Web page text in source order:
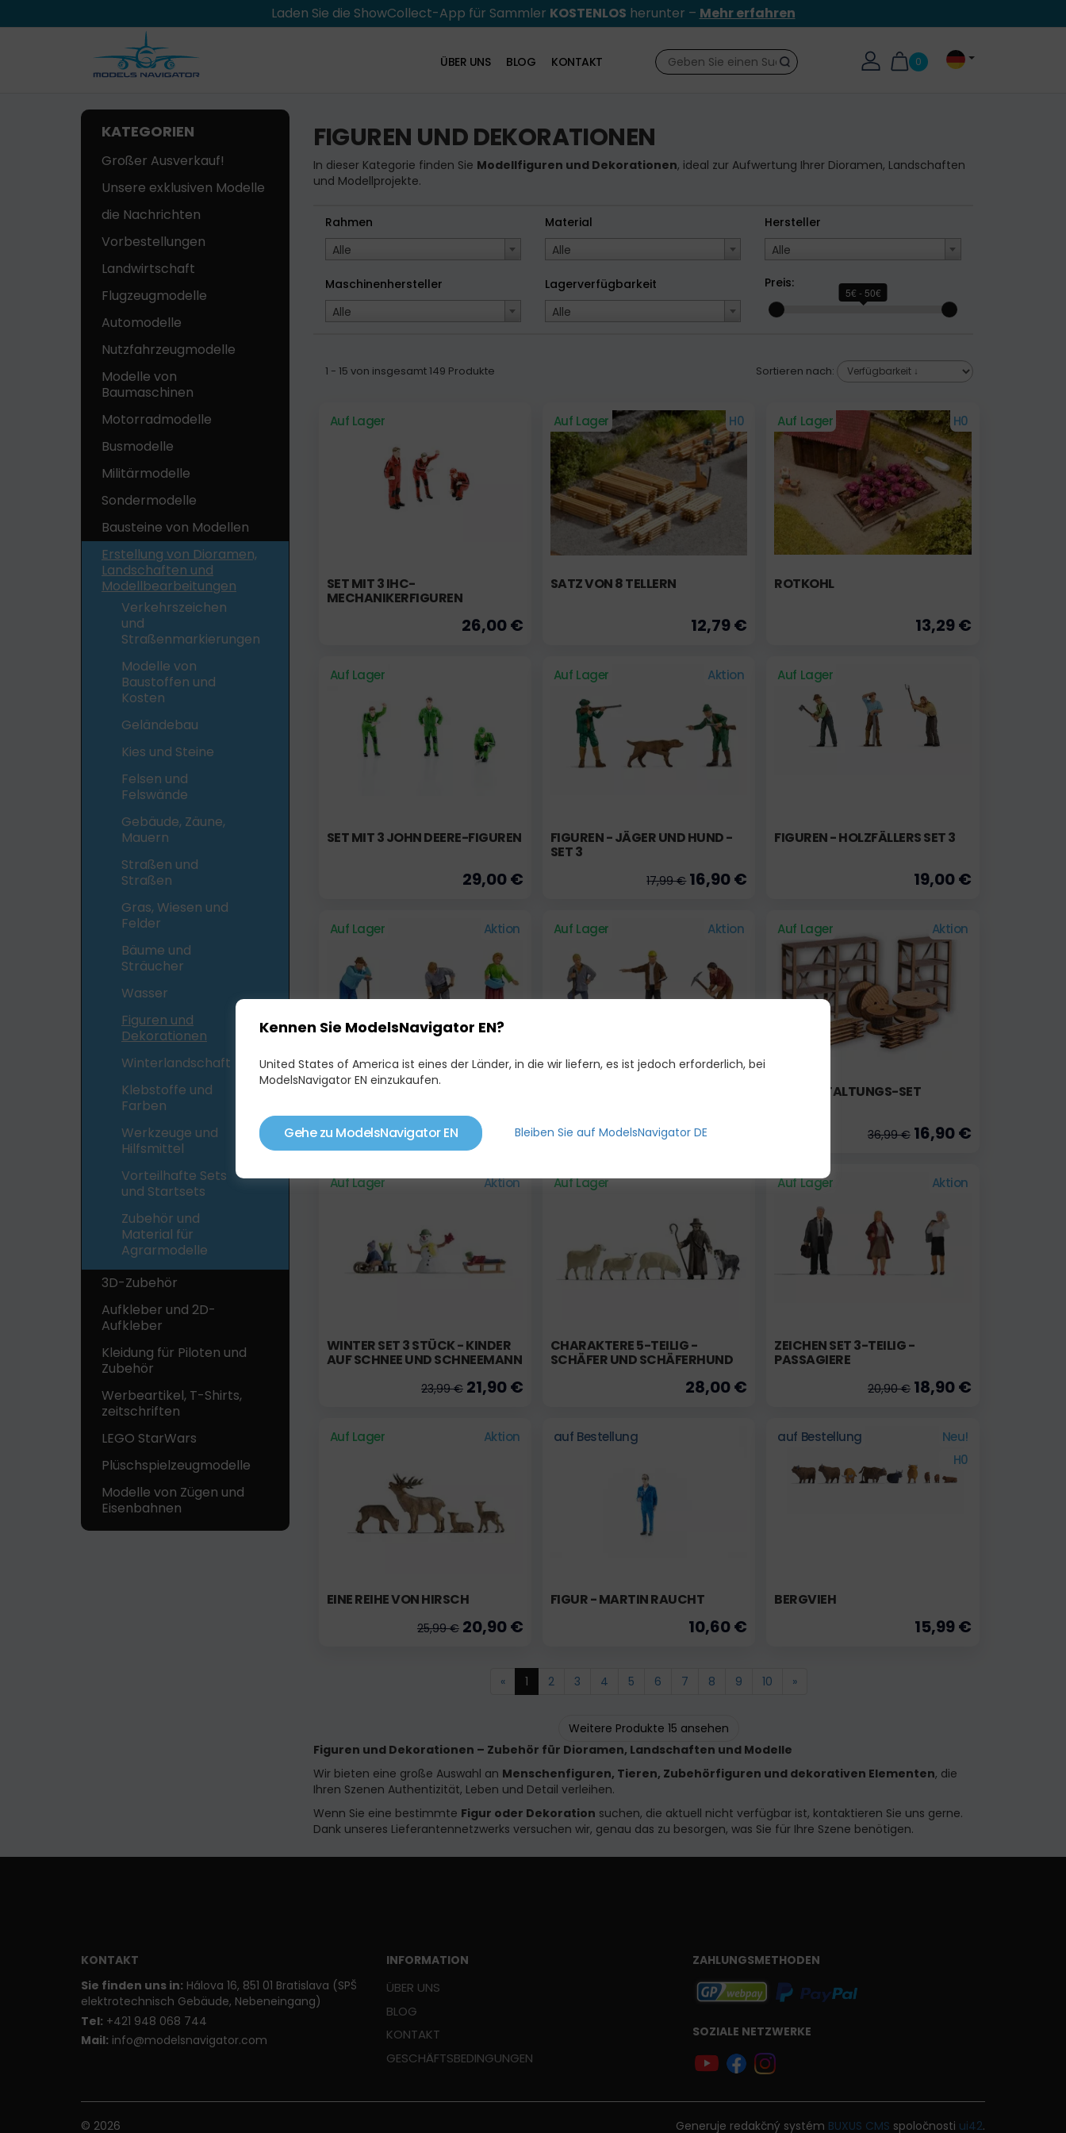
Laden Sie die ShowCollect-App für Sammler KOSTENLOS herunter – Mehr erfahren
0
Suche
ÜBER UNS BLOG KONTAKT
KATEGORIEN
Großer Ausverkauf!
Unsere exklusiven Modelle
die Nachrichten
Vorbestellungen
Landwirtschaft
Flugzeugmodelle
Automodelle
Nutzfahrzeugmodelle
Modelle von
Baumaschinen
Motorradmodelle
Busmodelle
Militärmodelle
Sondermodelle
Bausteine ​​von Modellen
Erstellung von Dioramen,
Landschaften und
Modellbearbeitungen
Verkehrszeichen
und
Straßenmarkierungen
Modelle von
Baustoffen und
Kosten
Geländebau
Kies und Steine
Felsen und
Felswände
Gebäude, Zäune,
Mauern
Straßen und
Straßen
Gras, Wiesen und
Felder
Bäume und
Sträucher
Wasser
Figuren und
Dekorationen
Winterlandschaft
Klebstoffe und
Farben
Werkzeuge und
Hilfsmittel
Vorteilhafte Sets
und Startsets
Zubehör und
Material für
Agrarmodelle
3D-Zubehör
Aufkleber und 2D-
Aufkleber
Kleidung für Piloten und
Zubehör
Werbeartikel, T-Shirts,
zeitschriften
LEGO StarWars
Plüschspielzeugmodelle
Modelle von Zügen und
Eisenbahnen
FIGUREN UND DEKORATIONEN
In dieser Kategorie finden Sie Modellfiguren und Dekorationen, ideal zur Aufwertung Ihrer Dioramen, Landschaften
und Modellprojekte.
Rahmen
Alle
Material
Alle
Hersteller
Alle
Maschinenhersteller
Alle
Lagerverfügbarkeit
Alle
Preis:
5€ - 50€
1 - 15 von insgesamt 149 Produkte Sortieren nach:
Auf Lager
SET MIT 3 IHC-
MECHANIKERFIGUREN
26,00 €
Auf Lager H0
SATZ VON 8 TELLERN
12,79 €
Auf Lager H0
ROTKOHL
13,29 €
Auf Lager
SET MIT 3 JOHN DEERE-FIGUREN
29,00 €
Auf Lager Aktion
FIGUREN - JÄGER UND HUND -
SET 3
17,99 €16,90 €
Auf Lager
FIGUREN - HOLZFÄLLERS SET 3
19,00 €
Auf Lager Aktion
SET VON 3 ZEICHEN BAUER
19,99 €
Auf Lager Aktion
18,99 €16,90 €
Auf Lager Aktion
AUSGESTALTUNGS-SET
36,99 €16,90 €
Auf Lager Aktion
WINTER SET 3 STÜCK - KINDER
AUF SCHNEE UND SCHNEEMANN
23,99 €21,90 €
Auf Lager
CHARAKTERE 5-TEILIG -
SCHÄFER UND SCHÄFERHUND
28,00 €
Auf Lager Aktion
ZEICHEN SET 3-TEILIG -
PASSAGIERE
20,90 €18,90 €
Auf Lager Aktion
EINE REIHE VON HIRSCH
25,99 €20,90 €
auf Bestellung
FIGUR - MARTIN RAUCHT
10,60 €
auf Bestellung
Neu!
H0
BERGVIEH
15,99 €
« 1 2 3 4 5 6 7 8 9 10 »
Weitere Produkte 15 ansehen
Figuren und Dekorationen – Zubehör für Dioramen, Landschaften und Modelle
Wir bieten eine große Auswahl an Menschenfiguren, Tieren, Zubehörfiguren und dekorativen Elementen, die
Ihren Szenen Authentizität, Leben und Detail verleihen.
Wenn Sie eine bestimmte Figur oder Dekoration suchen, die aktuell nicht verfügbar ist, kontaktieren Sie uns gerne.
Dank unseres Lieferantennetzwerks versuchen wir, genau das zu besorgen, was Sie für Ihre Szene benötigen.
KONTAKT
Sie finden uns in: Hálova 16, 851 01 Bratislava (SPŠ
elektrotechnisch Gebäude, Nebeneingang)
Tel: +421 948 068 744
Mail: info@modelsnavigator.com
INFORMATION
ÜBER UNS
BLOG
KONTAKT
GESCHÄFTSBEDINGUNGEN
ZAHLUNGSMETHODEN
SOZIALE NETZWERKE
© 2026 Generuje redakčný systém BUXUS CMS spoločnosti ui42.
Kennen Sie ModelsNavigator EN?
United States of America ist eines der Länder, in die wir liefern, es ist jedoch erforderlich, bei
ModelsNavigator EN einzukaufen.
Gehe zu ModelsNavigator EN Bleiben Sie auf ModelsNavigator DE